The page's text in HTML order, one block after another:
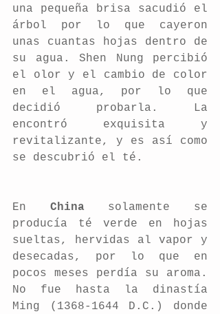
una pequeña brisa sacudió el
árbol por lo que cayeron
unas cuantas hojas dentro de
su agua. Shen Nung percibió
el olor y el cambio de color
en el agua, por lo que
decidió probarla. La
encontró exquisita y
revitalizante, y es así como
se descubrió el té.
En China solamente se
producía té verde en hojas
sueltas, hervidas al vapor y
desecadas, por lo que en
pocos meses perdía su aroma.
No fue hasta la dinastía
Ming (1368-1644 D.C.) donde